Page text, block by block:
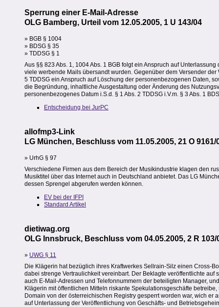
Sperrung einer E-Mail-Adresse
OLG Bamberg, Urteil vom 12.05.2005, 1 U 143/04
» BGB § 1004
» BDSG § 35
» TDDSG § 1
Aus §§ 823 Abs. 1, 1004 Abs. 1 BGB folgt ein Anspruch auf
viele werbende Mails übersandt wurden. Gegenüber dem Versender der
5 TDDSG ein Anspruch auf Löschung der personenbezogenen Daten,
die Begründung, inhaltliche Ausgestaltung oder Änderung des
personenbezogenes Datum i.S.d. § 1 Abs. 2 TDDSG i.V.m. § 3 Abs. 1
Entscheidung bei JurPC
allofmp3-Link
LG München, Beschluss vom 11.05.2005, 21 O 9161/
» UrhG § 97
Verschiedene Firmen aus dem Bereich der Musikindustrie klagen den
Musiktitel über das Internet auch in Deutschland anbietet. Das LG
dessen Sprengel abgerufen werden können.
EV bei der IFPI
Standard Artikel
dietiwag.org
OLG Innsbruck, Beschluss vom 04.05.2005, 2 R 103/
» UWG § 11
Die Klägerin hat bezüglich ihres Kraftwerkes Sellrain-Silz einen Cross-
dabei strenge Vertraulichkeit vereinbart. Der Beklagte veröffentlichte
auch E-Mail-Adressen und Telefonnummern der beteiligten Manager,
Klägerin mit öffentlichen Mitteln riskante Spekulationsgeschäfte
Domain von der österreichischen Registry gesperrt worden war, wich
auf Unterlassung der Veröffentlichung von Geschäfts- und